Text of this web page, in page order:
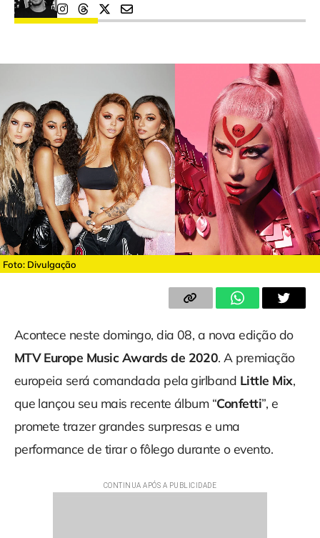
Foto: Divulgação
Acontece neste domingo, dia 08, a nova edição do
MTV Europe Music Awards de 2020. A premiação
europeia será comandada pela girlband Little Mix,
que lançou seu mais recente álbum “Confetti”, e
promete trazer grandes surpresas e uma
performance de tirar o fôlego durante o evento.